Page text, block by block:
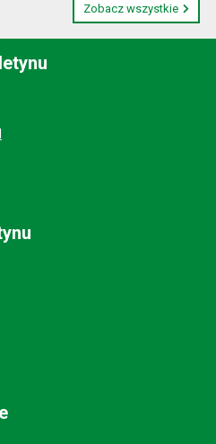
Zobacz wszystkie